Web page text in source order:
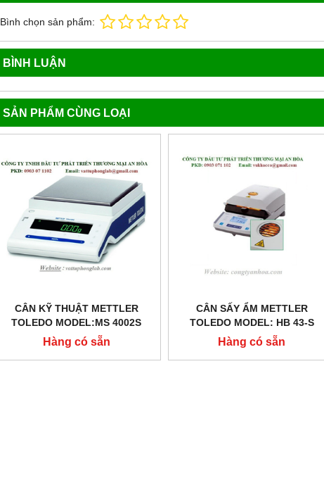
Bình chọn sản phẩm:
BÌNH LUẬN
SẢN PHẨM CÙNG LOẠI
CÂN KỸ THUẬT METTLER
TOLEDO MODEL:MS 4002S
Hàng có sẵn
CÂN SẤY ẨM METTLER
TOLEDO MODEL: HB 43-S
Hàng có sẵn